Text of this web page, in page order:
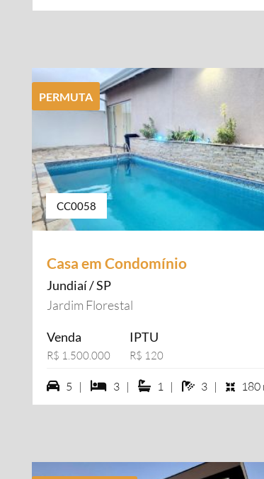
PERMUTA
CC0058
Casa em Condomínio
Jundiaí / SP
Jardim Florestal
Venda
R$ 1.500.000
IPTU
R$ 120
5 vagas na garagem
5 | 3 dormiórios
3 | 1 suítes
1 | 3 banheiros
3 | 180